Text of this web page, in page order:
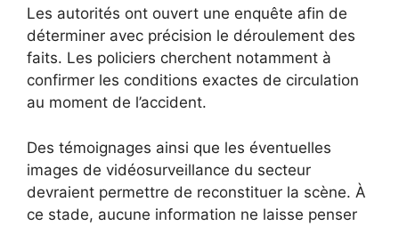
Les autorités ont ouvert une enquête afin de
déterminer avec précision le déroulement des
faits. Les policiers cherchent notamment à
confirmer les conditions exactes de circulation
au moment de l’accident.
Des témoignages ainsi que les éventuelles
images de vidéosurveillance du secteur
devraient permettre de reconstituer la scène. À
ce stade, aucune information ne laisse penser